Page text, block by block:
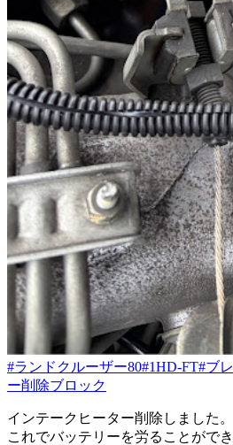
#ランドクルーザー80#1HD-FT#ブ
ー削除ブロック
インテークヒーター削除しました。
これでバッテリーを労ることができ